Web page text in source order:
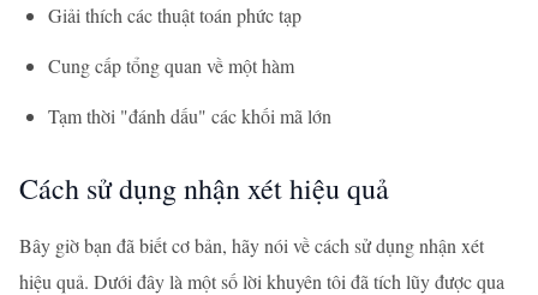
Giải thích các thuật toán phức tạp
Cung cấp tổng quan về một hàm
Tạm thời "đánh dấu" các khối mã lớn
Cách sử dụng nhận xét hiệu quả
Bây giờ bạn đã biết cơ bản, hãy nói về cách sử dụng nhận xét
hiệu quả. Dưới đây là một số lời khuyên tôi đã tích lũy được qua